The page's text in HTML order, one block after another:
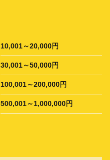
10,001～20,000円
30,001～50,000円
100,001～200,000円
500,001～1,000,000円